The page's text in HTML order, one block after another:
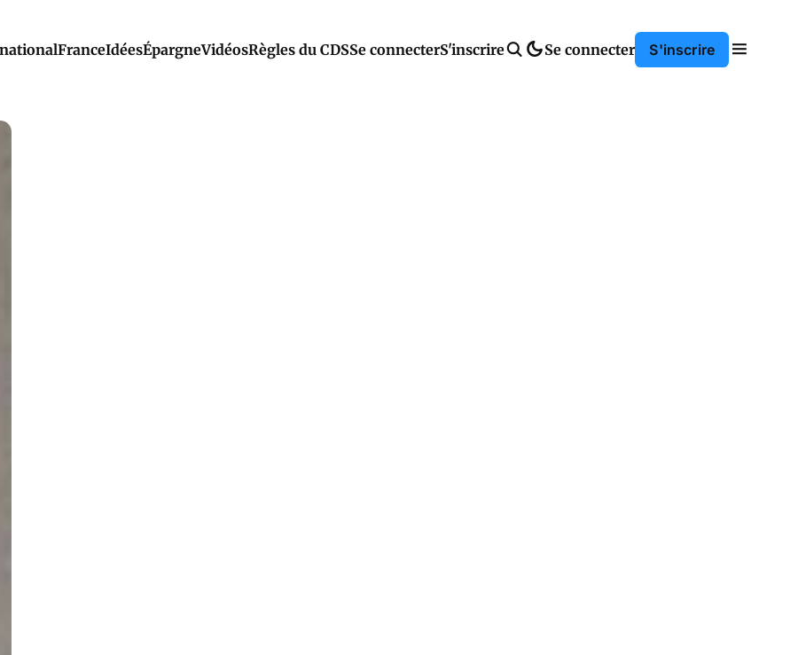
FranceIdéesÉpargneVidéosRègles du CDSSe connecterS'inscrire Se connecter S'inscrire